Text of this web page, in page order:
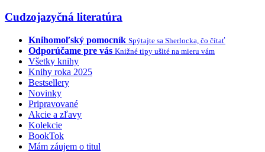
Cudzojazyčná literatúra
Knihomoľský pomocník Spýtajte sa Sherlocka, čo čítať
Odporúčame pre vás Knižné tipy ušité na mieru vám
Všetky knihy
Knihy roka 2025
Bestsellery
Novinky
Pripravované
Akcie a zľavy
Kolekcie
BookTok
Mám záujem o titul